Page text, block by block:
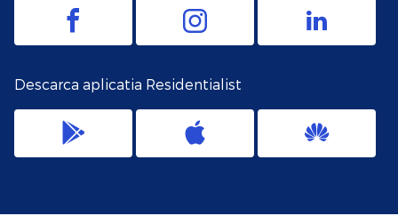
Descarca aplicatia Residentialist